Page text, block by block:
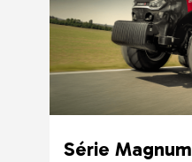
Série Magnum